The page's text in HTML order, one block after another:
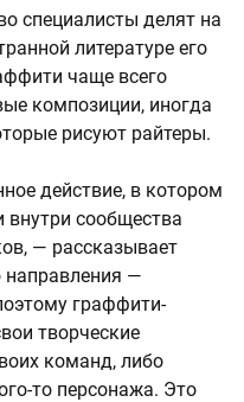
специалисты делят на
литературе его
чаще всего
композиции, иногда
рисуют райтеры.
действие, в котором
сообщества
— рассказывает
направления —
граффити-
творческие
команд, либо
то персонажа. Это